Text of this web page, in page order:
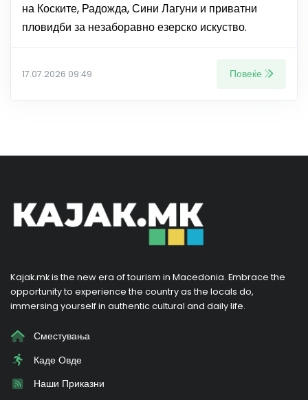
на Коските, Радожда, Сини Лагуни и приватни
пловидби за незаборавно езерско искуство.
17.07.2026 09:49 Повеќе
Kajak.mk is the new era of tourism in Macedonia. Embrace the
opportunity to experience the country as the locals do,
immersing yourself in authentic cultural and daily life.
Сместувања
Каде Овде
Наши Приказни